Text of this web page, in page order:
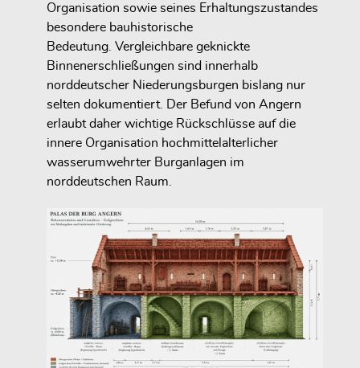
Organisation sowie seines Erhaltungszustandes
besondere bauhistorische
Bedeutung. Vergleichbare geknickte
Binnenerschließungen sind innerhalb
norddeutscher Niederungsburgen bislang nur
selten dokumentiert. Der Befund von Angern
erlaubt daher wichtige Rückschlüsse auf die
innere Organisation hochmittelalterlicher
wasserumwehrter Burganlagen im
norddeutschen Raum.